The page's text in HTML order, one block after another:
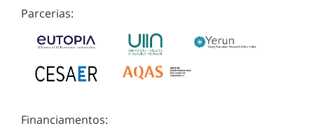
Parcerias:
Financiamentos: